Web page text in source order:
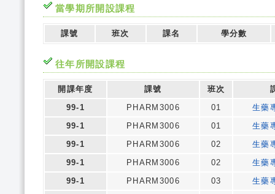
當學期所開設課程
課號 班次 課名 學分數
往年所開設課程
開課年度 課號 班次
99-1
PHARM3006 01
生藥
99-1
PHARM3006 01
生藥
99-1
PHARM3006 02
生藥
99-1
PHARM3006 02
生藥
99-1
PHARM3006 03
生藥